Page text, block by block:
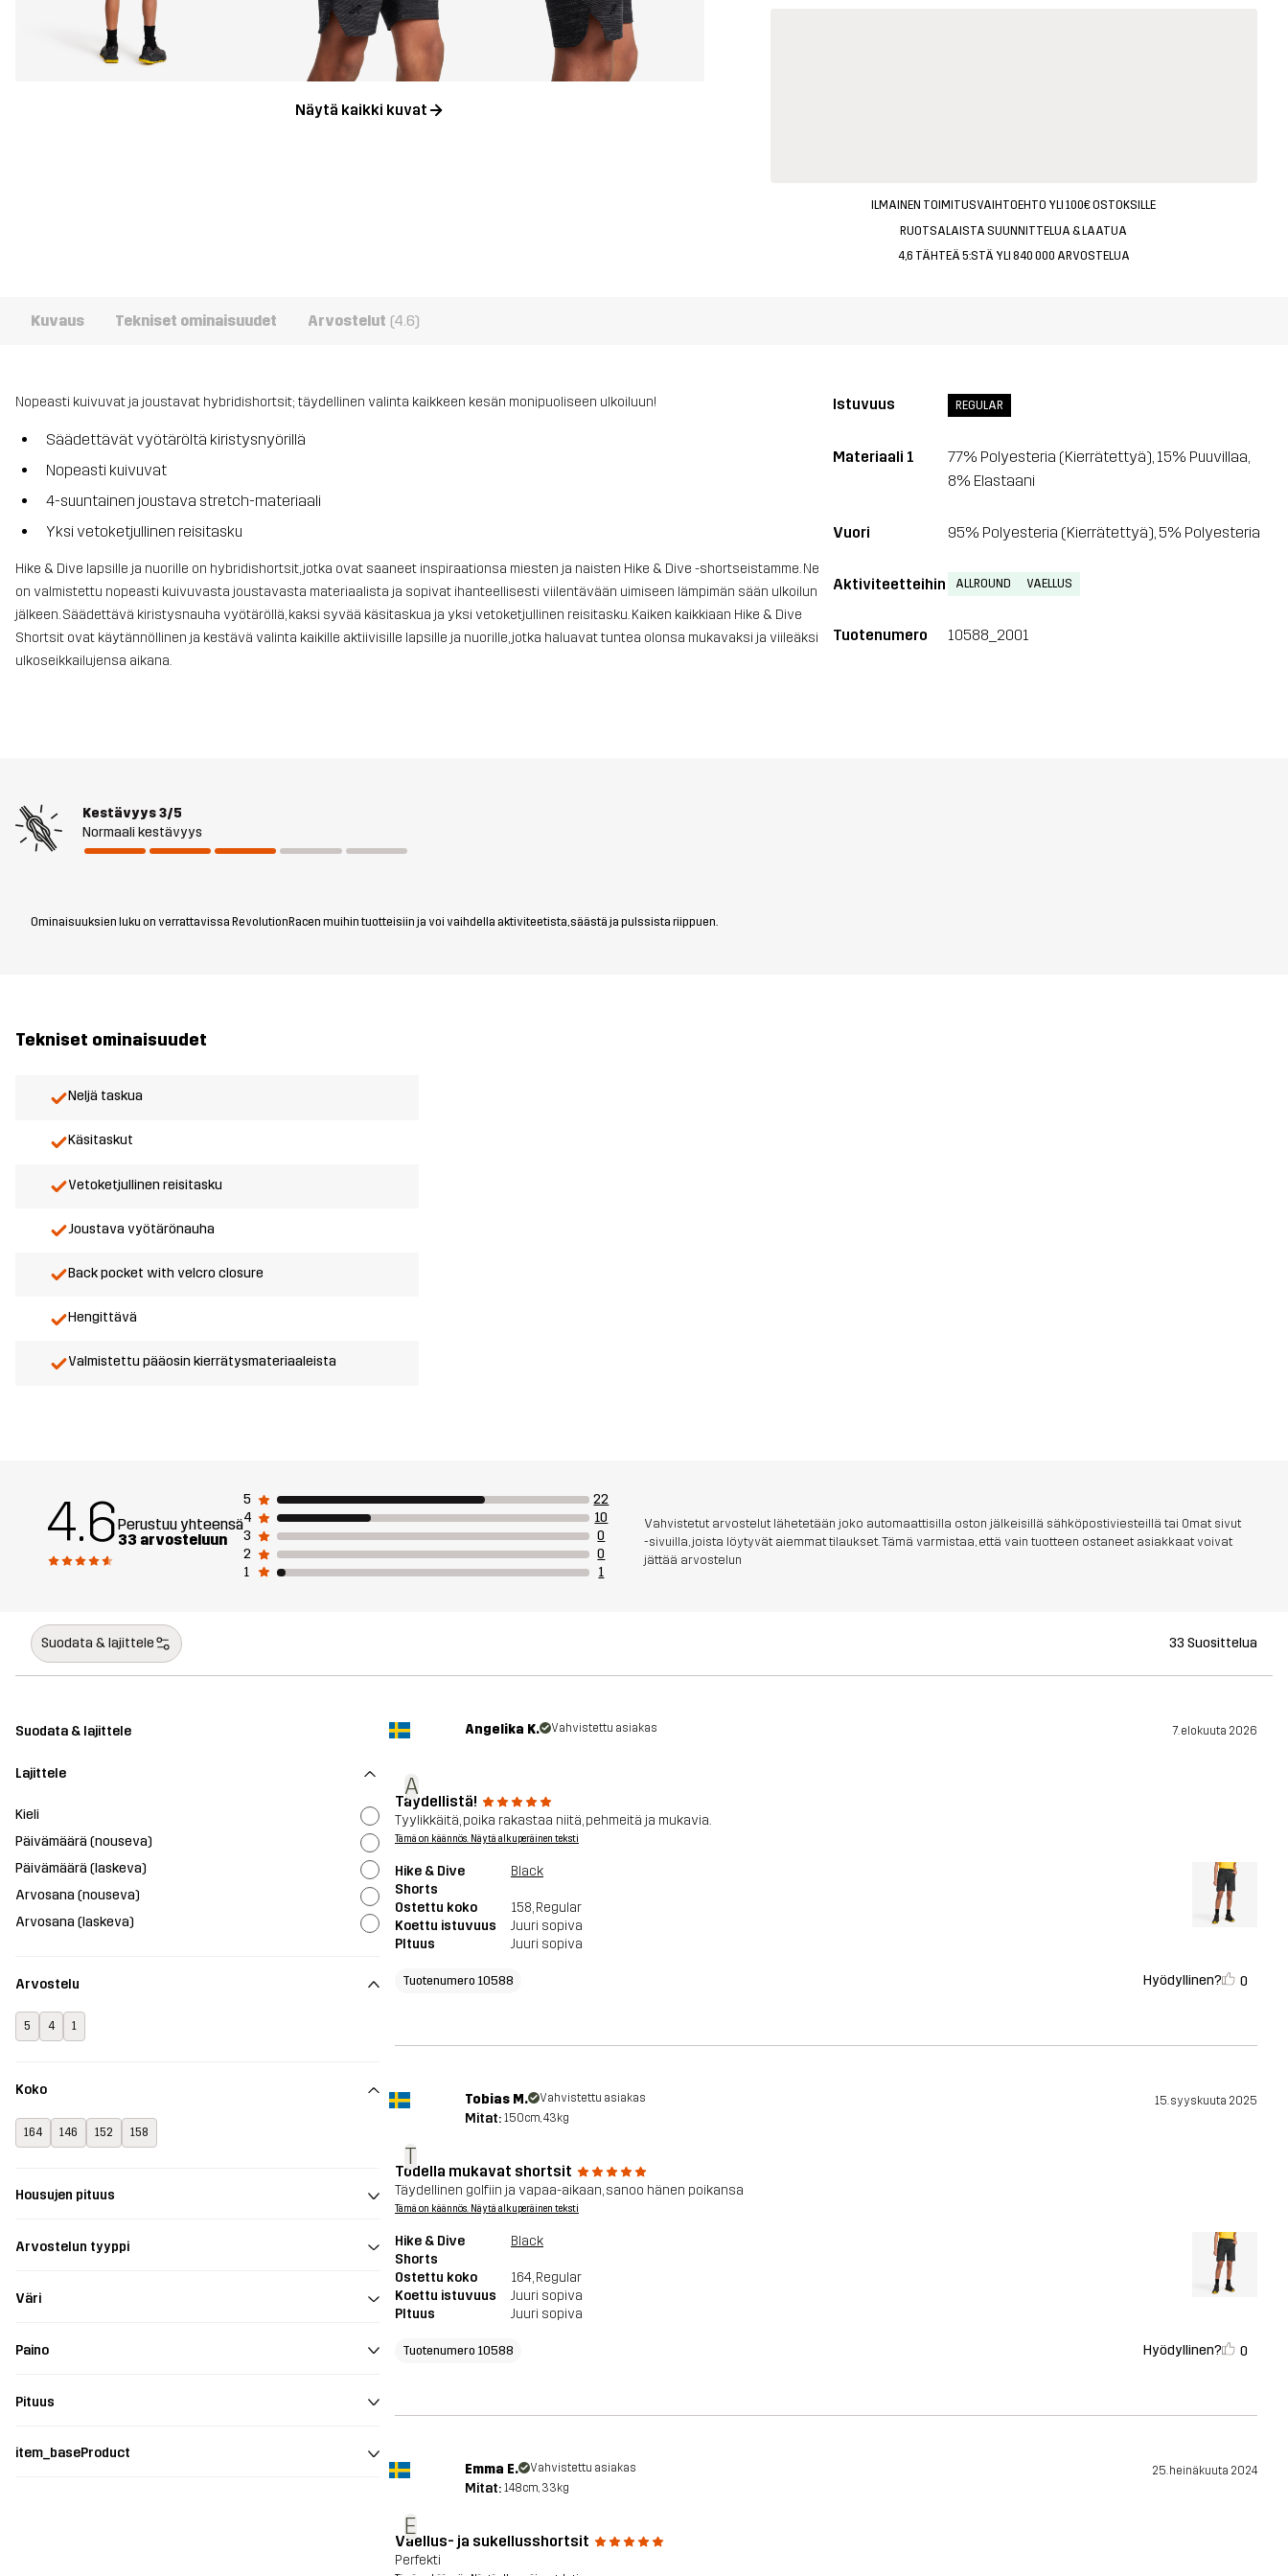
Näytä kaikki kuvat
ILMAINEN TOIMITUSVAIHTOEHTO YLI 100€ OSTOKSILLE
RUOTSALAISTA SUUNNITTELUA & LAATUA
4,6 TÄHTEÄ 5:STÄ YLI 840 000 ARVOSTELUA
Kuvaus Tekniset ominaisuudet Arvostelut (4.6)
Nopeasti kuivuvat ja joustavat hybridishortsit; täydellinen valinta kaikkeen kesän monipuoliseen ulkoiluun!
Säädettävät vyötäröltä kiristysnyörillä
Nopeasti kuivuvat
4-suuntainen joustava stretch-materiaali
Yksi vetoketjullinen reisitasku
Hike & Dive lapsille ja nuorille on hybridishortsit, jotka ovat saaneet inspiraationsa miesten ja naisten Hike & Dive -shortseistamme. Ne
on valmistettu nopeasti kuivuvasta joustavasta materiaalista ja sopivat ihanteellisesti viilentävään uimiseen lämpimän sään ulkoilun
jälkeen. Säädettävä kiristysnauha vyötäröllä, kaksi syvää käsitaskua ja yksi vetoketjullinen reisitasku. Kaiken kaikkiaan Hike & Dive
Shortsit ovat käytännöllinen ja kestävä valinta kaikille aktiivisille lapsille ja nuorille, jotka haluavat tuntea olonsa mukavaksi ja viileäksi
ulkoseikkailujensa aikana.
Istuvuus REGULAR
Materiaali 1
77% Polyesteria (Kierrätettyä), 15% Puuvillaa,
8% Elastaani
Vuori 95% Polyesteria (Kierrätettyä), 5% Polyesteria
Aktiviteetteihin ALLROUND VAELLUS
Tuotenumero 10588_2001
Kestävyys3/5
Normaali kestävyys
Ominaisuuksien luku on verrattavissa RevolutionRacen muihin tuotteisiin ja voi vaihdella aktiviteetista, säästä ja pulssista riippuen.
Tekniset ominaisuudet
Neljä taskua
Käsitaskut
Vetoketjullinen reisitasku
Joustava vyötärönauha
Back pocket with velcro closure
Hengittävä
Valmistettu pääosin kierrätysmateriaaleista
4.6Perustuu yhteensä
33 arvosteluun
5
22
4
10
3
0
2
0
1
1
Vahvistetut arvostelut lähetetään joko automaattisilla oston jälkeisillä sähköpostiviesteillä tai Omat sivut
-sivuilla, joista löytyvät aiemmat tilaukset. Tämä varmistaa, että vain tuotteen ostaneet asiakkaat voivat
jättää arvostelun
Suodata & lajittele 33 Suosittelua
Suodata & lajittele
Lajittele
Kieli
Päivämäärä (nouseva)
Päivämäärä (laskeva)
Arvosana (nouseva)
Arvosana (laskeva)
Arvostelu
5 4 1
Koko
164 146 152 158
Housujen pituus
Arvostelun tyyppi
Väri
Paino
Pituus
item_baseProduct
A
Angelika K. Vahvistettu asiakas 7. elokuuta 2026
Täydellistä!
Tyylikkäitä, poika rakastaa niitä, pehmeitä ja mukavia.
Tämä on käännös. Näytä alkuperäinen teksti
Hike & Dive
Shorts
Black
Ostettu koko 158, Regular
Koettu istuvuus
Juuri sopiva
PItuus
Juuri sopiva
Tuotenumero 10588 Hyödyllinen? 0
T
Tobias M. Vahvistettu asiakas 15. syyskuuta 2025
Mitat: 150cm, 43kg
Todella mukavat shortsit
Täydellinen golfiin ja vapaa-aikaan, sanoo hänen poikansa
Tämä on käännös. Näytä alkuperäinen teksti
Hike & Dive
Shorts
Black
Ostettu koko 164, Regular
Koettu istuvuus
Juuri sopiva
PItuus
Juuri sopiva
Tuotenumero 10588 Hyödyllinen? 0
E
Emma E. Vahvistettu asiakas 25. heinäkuuta 2024
Mitat: 148cm, 33kg
Vaellus- ja sukellusshortsit
Perfekti